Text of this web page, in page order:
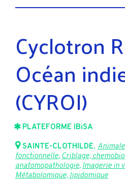
Cyclotron
Océan
(CYROI)
PLATEFORME IBiSA
SAINTE-CLOTHILDE,
fonctionnelle, Criblage,
anatomopathologie, Imagerie in
Métabolomique, lipidomique